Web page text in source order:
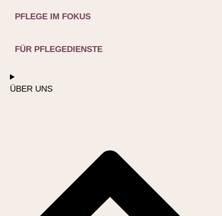
PFLEGE IM FOKUS
FÜR PFLEGEDIENSTE
ÜBER UNS